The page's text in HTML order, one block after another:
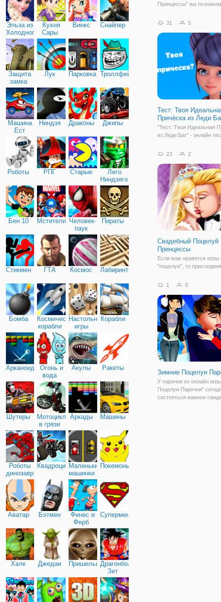
Эльза из
Холодного
сердца
Кухня
Сары
Винкс Снайпер
Защита
замка
Лук Парковка Троллфейс
Машина
Ест
Машину
Ниндзя Драконы Джипы
Роботы РПГ Старые
Лего
Ниндзяго
Бен 10 Мстители Человек-
паук
Пираты
Стикмен ГТА Космос Лабиринты
Бомба
Космические
корабли
Настольные
игры
Корабли
Арканоид
Огонь и
вода
Акулы Ракеты
Шутеры
Мотоциклы
в грязи
Аркады Машины
Роботы
динозавры
КвадроциклыМаленькие
машинки
Покемоны
Аватар Бэтмен
Финес и
Ферб
Супермен
Халк Джедаи ПришельцыДрагонболл
Зет
Принцессы" вы
возлюбленным принцем
колдовства злая
Малефисента
влюблённых в
перенесла их в наш
31 5
Тест: Твоя
Причёска из Леди
"Тест: Твоя Идеальная
из Леди Баг" - онлайн
какая прическа из
вопрос прически встает
нами довольно часто.
пройдете
23 2
Свадебный Поцелуй
Принцессы
Если вам нравятся игры
"поцелуи", то
Принцессы". Здесь вам
поцеловаться, но
нужно незаметно, так как
священник не разрешил
1 0
Зимние Поцелуи
У парочки из онлайн
Поцелуи Парочки"
состояться важное